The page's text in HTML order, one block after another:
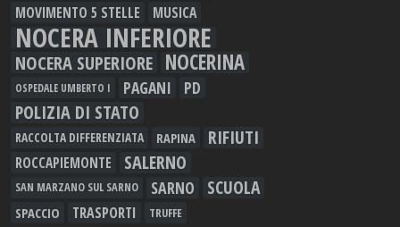
MOVIMENTO 5 STELLE MUSICA
NOCERA INFERIORE
NOCERA SUPERIORE NOCERINA
OSPEDALE UMBERTO I PAGANI PD
POLIZIA DI STATO
RACCOLTA DIFFERENZIATA RAPINA RIFIUTI
ROCCAPIEMONTE SALERNO
SAN MARZANO SUL SARNO SARNO SCUOLA
SPACCIO TRASPORTI TRUFFE